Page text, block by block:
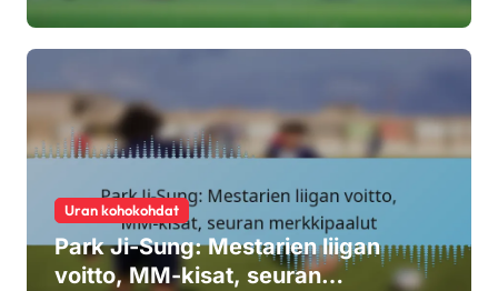
Uran kohokohdat
Park Ji-Sung: Mestarien liigan
voitto, MM-kisat, seuran